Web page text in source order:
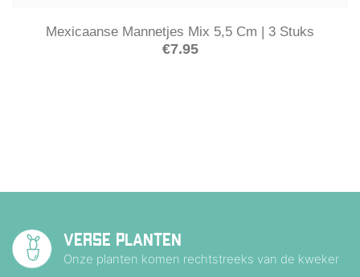
Mexicaanse Mannetjes Mix 5,5 Cm | 3 Stuks
€7.95
VERSE PLANTEN
Onze planten komen rechtstreeks van de kweker